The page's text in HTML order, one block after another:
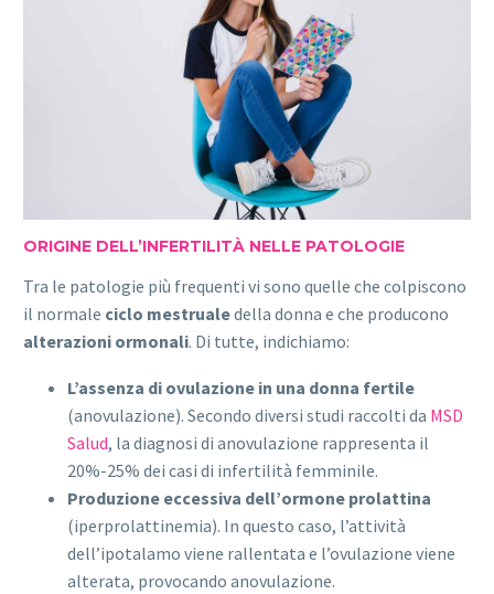
ORIGINE DELL’INFERTILITÀ NELLE PATOLOGIE
Tra le patologie più frequenti vi sono quelle che colpiscono
il normale ciclo mestrualedella donna e che producono
alterazioni ormonali. Di tutte, indichiamo:
L’assenza di ovulazione in una donna fertile
(anovulazione). Secondo diversi studi raccolti da MSD
Salud, la diagnosi di anovulazione rappresenta il
20%-25% dei casi di infertilità femminile.
Produzione eccessiva dell’ormone prolattina
(iperprolattinemia). In questo caso, l’attività
dell’ipotalamo viene rallentata e l’ovulazione viene
alterata, provocando anovulazione.